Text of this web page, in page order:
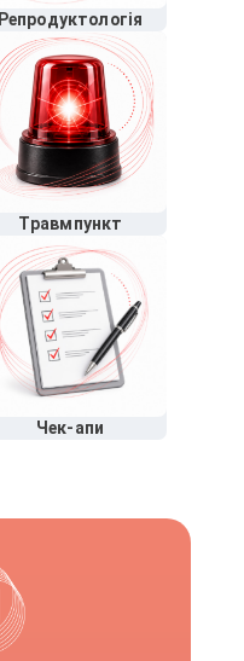
Репродуктологія
Травмпункт
Чек-апи